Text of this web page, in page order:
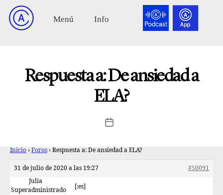
Respuesta a: De ansiedad a
ELA?
Inicio › Foros › Respuesta a: De ansiedad a ELA?
31 de julio de 2020 a las 19:27
#50091
Julia
Superadministrado
[:es]